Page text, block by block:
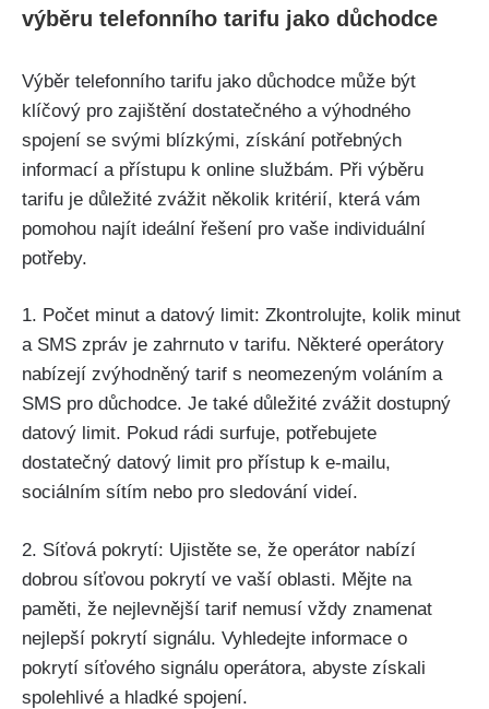
výběru telefonního tarifu jako důchodce
Výběr telefonního tarifu jako důchodce může být
klíčový pro zajištění dostatečného a výhodného
spojení se svými blízkými, získání potřebných
informací a přístupu k online službám. Při výběru
tarifu je důležité zvážit několik kritérií, která vám
pomohou najít ideální řešení pro vaše individuální
potřeby.
1. Počet minut a datový limit: Zkontrolujte, kolik minut
a SMS zpráv je zahrnuto v tarifu. Některé operátory
nabízejí zvýhodněný tarif s neomezeným voláním a
SMS pro důchodce. Je také důležité zvážit dostupný
datový limit. Pokud rádi surfuje, potřebujete
dostatečný datový limit pro přístup k e-mailu,
sociálním sítím nebo pro sledování videí.
2. Síťová pokrytí: Ujistěte se, že operátor nabízí
dobrou síťovou pokrytí ve vaší oblasti. Mějte na
paměti, že nejlevnější tarif nemusí vždy znamenat
nejlepší pokrytí signálu. Vyhledejte informace o
pokrytí síťového signálu operátora, abyste získali
spolehlivé a hladké spojení.